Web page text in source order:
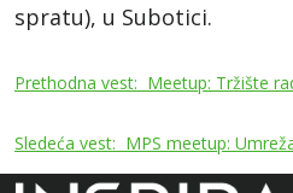
spratu), u Subotici.
Кретање
Prethodna vest:
Sledeća vest: